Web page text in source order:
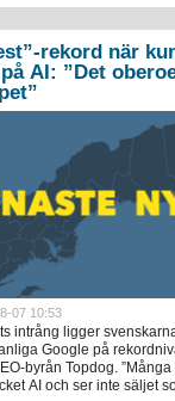
rekord när
AI: ”Det
07 10:53
intrång ligger
Google på
byrån Topdog.
AI och ser inte säljet